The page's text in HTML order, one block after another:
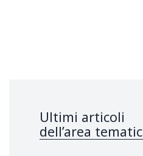
Ultimi articoli
dell’area